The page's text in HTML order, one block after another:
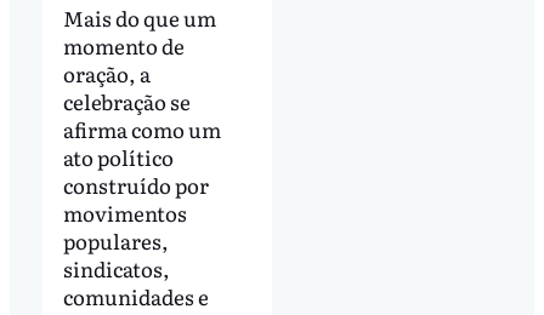
Mais do que um
momento de
oração, a
celebração se
afirma como um
ato político
construído por
movimentos
populares,
sindicatos,
comunidades e